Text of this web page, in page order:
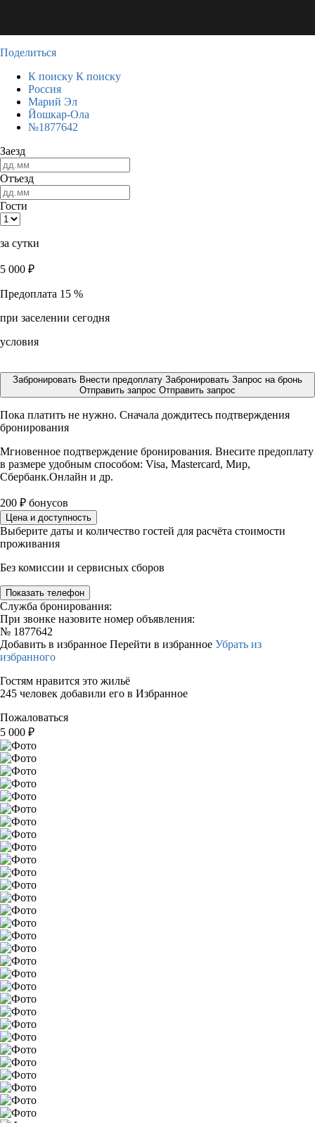
Поделиться
К поиску К поиску
Россия
Марий Эл
Йошкар-Ола
№1877642
Заезд
Отъезд
Гости
за сутки
5 000 ₽
Предоплата 15 %
при заселении сегодня
условия
Забронировать Внести предоплату Забронировать Запрос на бронь
Отправить запрос Отправить запрос
Пока платить не нужно. Сначала дождитесь подтверждения
бронирования
Мгновенное подтверждение бронирования. Внесите предоплату
в размере удобным способом: Visa, Mastercard, Мир,
Сбербанк.Онлайн и др.
200 ₽ бонусов
Цена и доступность
Выберите даты и количество гостей для расчёта стоимости
проживания
Без комиссии и сервисных сборов
Показать телефон
Служба бронирования:
При звонке назовите номер объявления:
№ 1877642
Добавить в избранное Перейти в избранное Убрать из
избранного
Гостям нравится это жильё
245 человек добавили его в Избранное
Пожаловаться
5 000 ₽